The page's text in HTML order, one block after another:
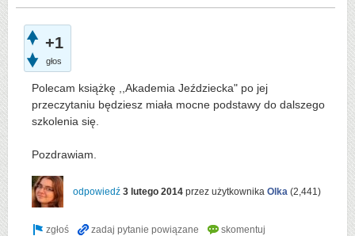
+1
głos
Polecam książkę ,,Akademia Jeździecka" po jej
przeczytaniu będziesz miała mocne podstawy do dalszego
szkolenia się.
Pozdrawiam.
odpowiedź 3 lutego 2014 przez użytkownika Olka (2,441 )